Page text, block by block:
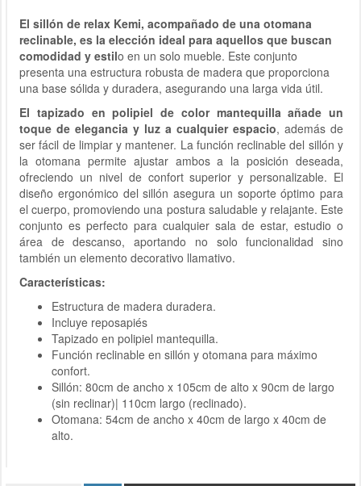
El sillón de relax Kemi, acompañado de una otomana
reclinable, es la elección ideal para aquellos que buscan
comodidad y estilo en un solo mueble. Este conjunto
presenta una estructura robusta de madera que proporciona
una base sólida y duradera, asegurando una larga vida útil.
El tapizado en polipiel de color mantequilla añade un
toque de elegancia y luz a cualquier espacio, además de
ser fácil de limpiar y mantener. La función reclinable del sillón y
la otomana permite ajustar ambos a la posición deseada,
ofreciendo un nivel de confort superior y personalizable. El
diseño ergonómico del sillón asegura un soporte óptimo para
el cuerpo, promoviendo una postura saludable y relajante. Este
conjunto es perfecto para cualquier sala de estar, estudio o
área de descanso, aportando no solo funcionalidad sino
también un elemento decorativo llamativo.
Características:
Estructura de madera duradera.
Incluye reposapiés
Tapizado en polipiel mantequilla.
Función reclinable en sillón y otomana para máximo
confort.
Sillón: 80cm de ancho x 105cm de alto x 90cm de largo
(sin reclinar)| 110cm largo (reclinado).
Otomana: 54cm de ancho x 40cm de largo x 40cm de
alto.